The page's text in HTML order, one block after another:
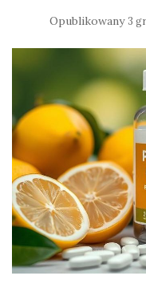
Opublikowany 3